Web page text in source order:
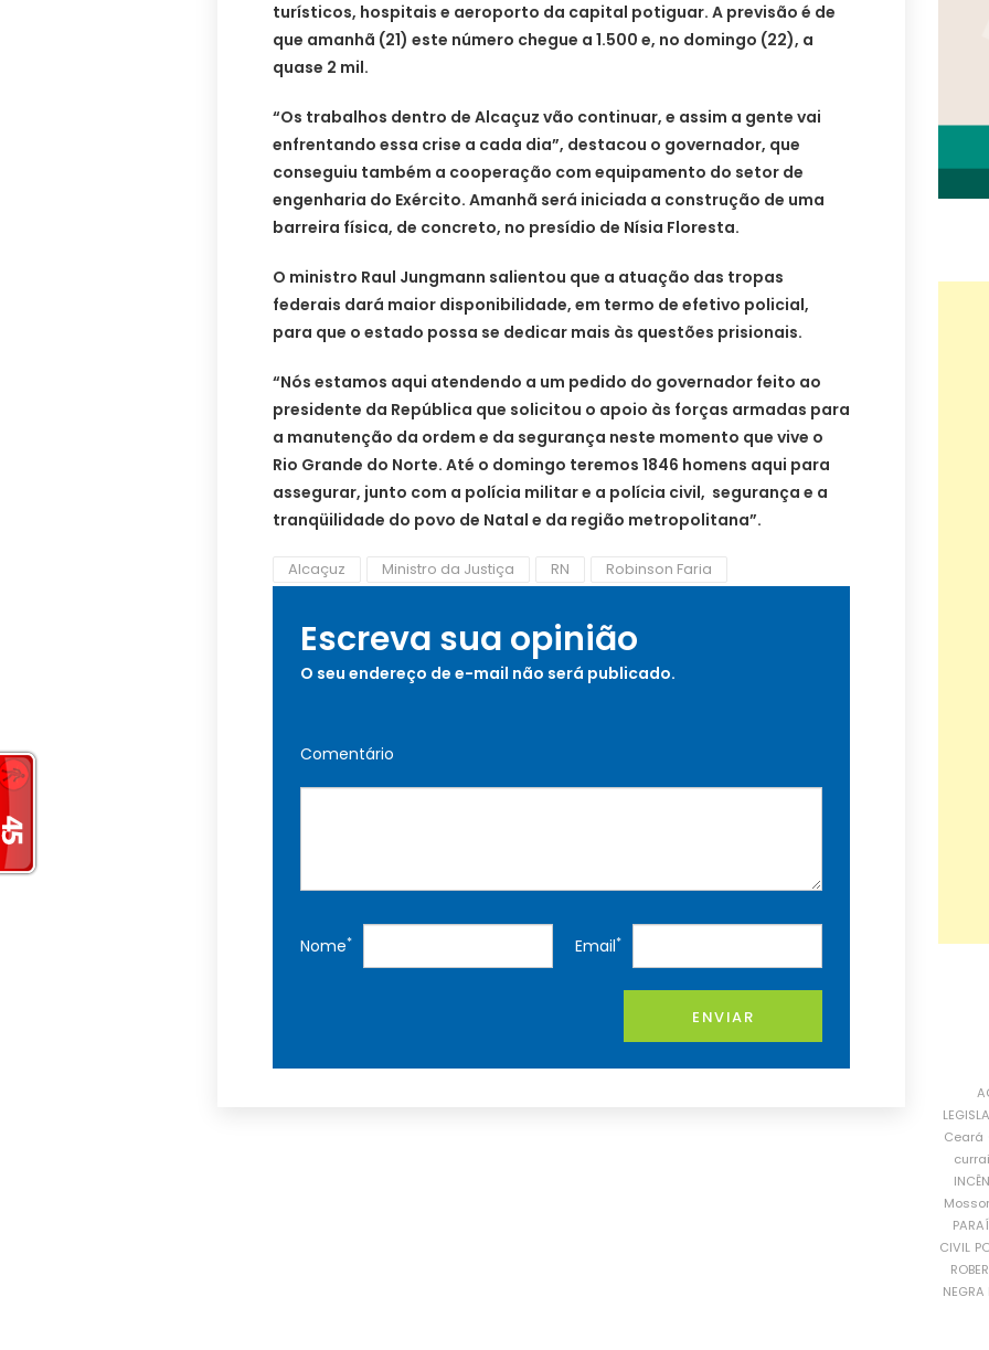
turísticos, hospitais e aeroporto da capital potiguar. A previsão é de
que amanhã (21) este número chegue a 1.500 e, no domingo (22), a
quase 2 mil.
“Os trabalhos dentro de Alcaçuz vão continuar, e assim a gente vai
enfrentando essa crise a cada dia”, destacou o governador, que
conseguiu também a cooperação com equipamento do setor de
engenharia do Exército. Amanhã será iniciada a construção de uma
barreira física, de concreto, no presídio de Nísia Floresta.
O ministro Raul Jungmann salientou que a atuação das tropas
federais dará maior disponibilidade, em termo de efetivo policial,
para que o estado possa se dedicar mais às questões prisionais.
“Nós estamos aqui atendendo a um pedido do governador feito ao
presidente da República que solicitou o apoio às forças armadas para
a manutenção da ordem e da segurança neste momento que vive o
Rio Grande do Norte. Até o domingo teremos 1846 homens aqui para
assegurar, junto com a polícia militar e a polícia civil, segurança e a
tranqüilidade do povo de Natal e da região metropolitana”.
Alcaçuz Ministro da Justiça RN Robinson Faria
Escreva sua opinião
O seu endereço de e-mail não será publicado.
Comentário
Nome* Email*
ENVIAR
Ceará
CIVIL
NEGRA